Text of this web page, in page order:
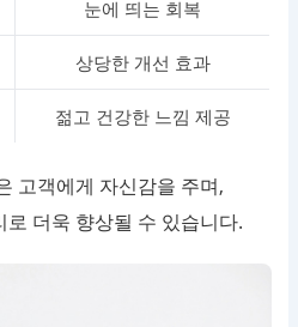
눈에 띄는 회복
상당한 개선 효과
젊고 건강한 느낌 제공
고객에게 자신감을 주며,
더욱 향상될 수 있습니다.